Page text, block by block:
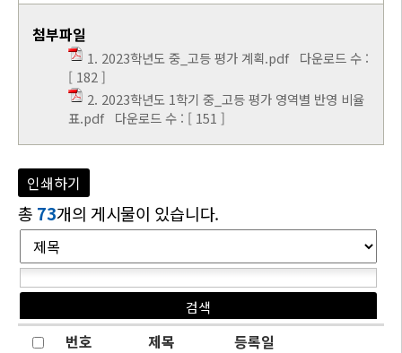
첨부파일
1. 2023학년도 중_고등 평가 계획.pdf다운로드 수 :
[ 182 ]
2. 2023학년도 1학기 중_고등 평가 영역별 반영 비율
표.pdf다운로드 수 : [ 151 ]
인쇄하기
총 73개의 게시물이 있습니다.
번호 제목 등록일